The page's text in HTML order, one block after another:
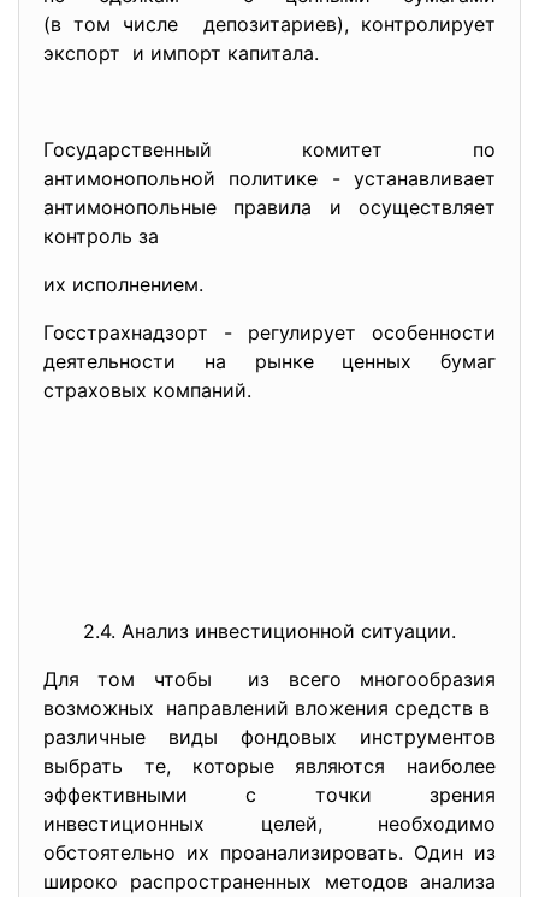
(в том числе депозитариев), контролирует
экспорт и импорт капитала.
Государственный комитет по
антимонопольной политике - устанавливает
антимонопольные правила и осуществляет
контроль за
их исполнением.
Госстрахнадзорт - регулирует особенности
деятельности на рынке ценных бумаг
страховых компаний.
2.4. Анализ инвестиционной ситуации.
Для том чтобы из всего многообразия
возможных направлений вложения средств в
различные виды фондовых инструментов
выбрать те, которые являются наиболее
эффективными с точки зрения
инвестиционных целей, необходимо
обстоятельно их проанализировать. Один из
широко распространенных методов анализа